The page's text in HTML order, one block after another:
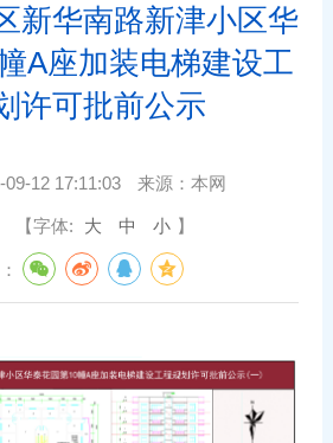
新华南路新津小区华
A座加装电梯建设工
许可批前公示
09-12 17:11:03 来源： 本网
【字体: 大 中 小 】